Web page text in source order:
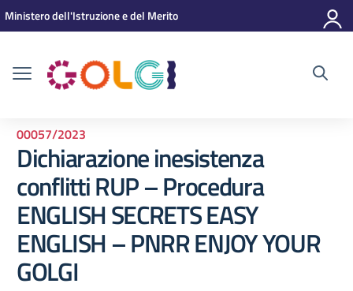
Vai ai contenuti
Vai al menu di navigazione
Vai al footer
Ministero dell'Istruzione e del Merito
00057/2023
Dichiarazione inesistenza
conflitti RUP – Procedura
ENGLISH SECRETS EASY
ENGLISH – PNRR ENJOY YOUR
GOLGI